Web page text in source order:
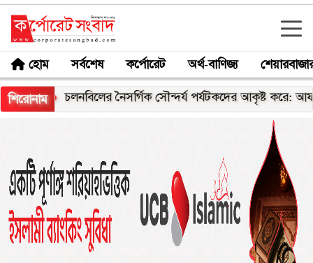
হোম সর্বশেষ কর্পোরেট অর্থ-বাণিজ্য
শিরোনাম
চলনবিলের নৈসর্গিক সৌন্দর্য পর্যটকদের আকৃষ্ট করে: আফরোজা